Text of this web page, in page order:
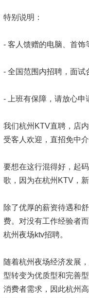
特别说明：
- 客人馈赠的电脑、首饰
- 全国范围内招聘，面试
- 上班有保障，请放心申
我们杭州KTV直聘，店
受客人欢迎，直招免中
要想在这行混得好，起
歌，因为在杭州KTV，新
除了优厚的薪资待遇和
费。对没有工作经验者
杭州夜场ktv招聘。
随着杭州夜场经济发展
型转变为优质型和完善
消费者需求，因此杭州